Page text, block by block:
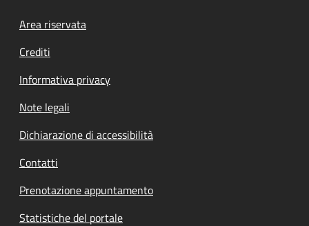
Footer menu
Area riservata
Crediti
Informativa privacy
Note legali
Dichiarazione di accessibilità
Contatti
Prenotazione appuntamento
Statistiche del portale